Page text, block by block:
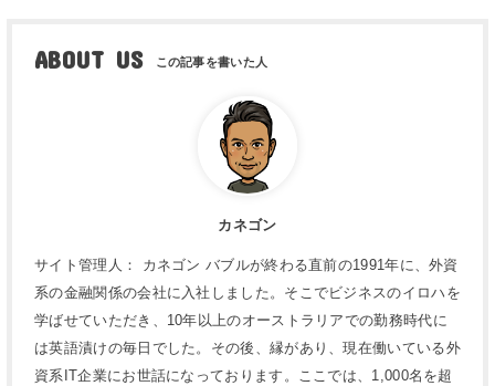
ABOUT US
カネゴン
サイト管理人： カネゴン バブルが終わる直前の1991年に、外資
系の金融関係の会社に入社しました。そこでビジネスのイロハを
学ばせていただき、10年以上のオーストラリアでの勤務時代に
は英語漬けの毎日でした。その後、縁があり、現在働いている外
資系IT企業にお世話になっております。ここでは、1,000名を超